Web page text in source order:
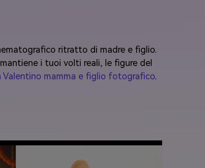
ritratto di madre e figlio.
i tuoi volti reali, le figure del
Valentino mamma e figlio fotografico.